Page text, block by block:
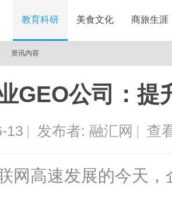
教育科研 美食文化 商旅生涯
›
资讯内容
GEO公司：提
13 | 发布者: 融汇网 | 查
网高速发展的今天